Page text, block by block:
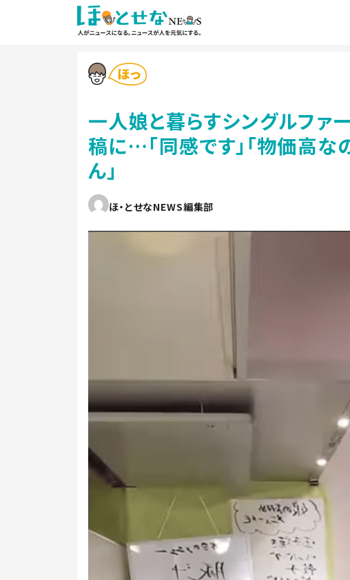
一人娘と暮らすシングルフ
稿に…「同感です」「物価高な
ん」
ほ・とせなNEWS編集部